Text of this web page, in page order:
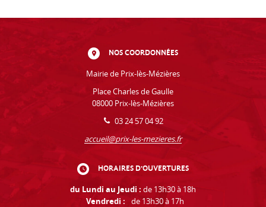
NOS COORDONNÉES
Mairie de Prix-lès-Mézières
Place Charles de Gaulle
08000 Prix-lès-Mézières
03 24 57 04 92
accueil@prix-les-mezieres.fr
HORAIRES D'OUVERTURES
du Lundi au Jeudi : de 13h30 à 18h
Vendredi :
de 13h30 à 17h